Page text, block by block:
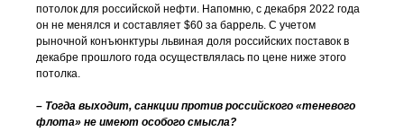
потолок для российской нефти. Напомню, с декабря 2022 года
он не менялся и составляет $60 за баррель. С учетом
рыночной конъюнктуры львиная доля российских поставок в
декабре прошлого года осуществлялась по цене ниже этого
потолка.
– Тогда выходит, санкции против российского «теневого
флота» не имеют особого смысла?